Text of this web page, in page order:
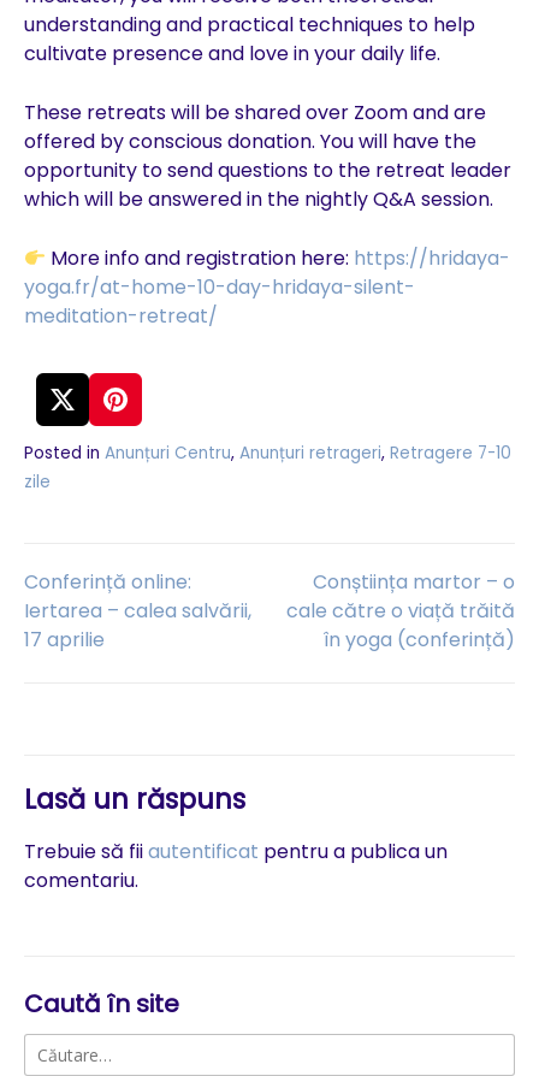
understanding and practical techniques to help
cultivate presence and love in your daily life.
These retreats will be shared over Zoom and are
offered by conscious donation. You will have the
opportunity to send questions to the retreat leader
which will be answered in the nightly Q&A session.
More info and registration here: https://hridaya-
yoga.fr/at-home-10-day-hridaya-silent-
meditation-retreat/
Posted in Anunțuri Centru, Anunțuri retrageri, Retragere 7-10
zile
Navigare
în
Conferință online:
Iertarea – calea salvării,
17 aprilie
Conștiința martor – o
cale către o viață trăită
în yoga (conferință)
Lasă un răspuns
Trebuie să fiiautentificat pentru a publica un
comentariu.
Caută în site
Caută